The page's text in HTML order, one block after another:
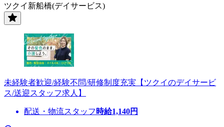
ツクイ新船橋(デイサービス)
未経験者歓迎/経験不問/研修制度充実【ツクイのデイサービ
ス/送迎スタッフ求人】
配送・物流スタッフ 時給1,140円